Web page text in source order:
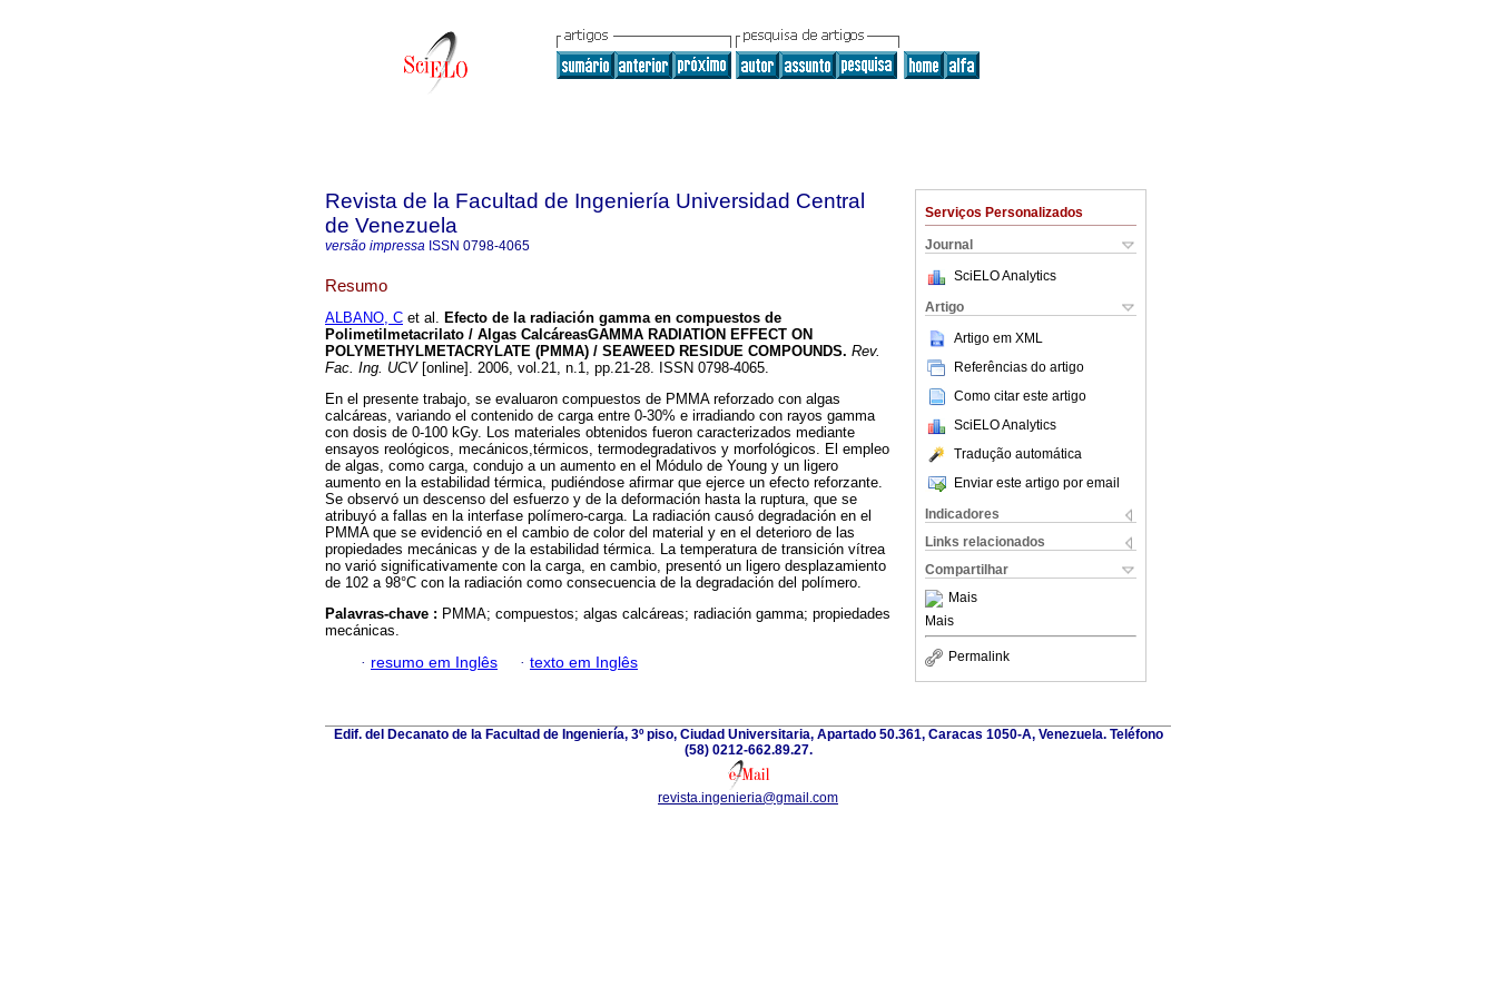
Serviços Personalizados
Journal
SciELO Analytics
Artigo
Artigo em XML
Referências do artigo
Como citar este artigo
SciELO Analytics
Tradução automática
Enviar este artigo por email
Indicadores
Links relacionados
Compartilhar
Mais
Mais
Permalink
Revista de la Facultad de Ingeniería Universidad Central
de Venezuela
versão impressa ISSN 0798-4065
Resumo
ALBANO, C et al. Efecto de la radiación gamma en compuestos de
Polimetilmetacrilato / Algas CalcáreasGAMMA RADIATION EFFECT ON
POLYMETHYLMETACRYLATE (PMMA) / SEAWEED RESIDUE COMPOUNDS. Rev.
Fac. Ing. UCV[online]. 2006, vol.21, n.1, pp.21-28. ISSN 0798-4065.
En el presente trabajo, se evaluaron compuestos de PMMA reforzado con algas
calcáreas, variando el contenido de carga entre 0-30% e irradiando con rayos gamma
con dosis de 0-100 kGy. Los materiales obtenidos fueron caracterizados mediante
ensayos reológicos, mecánicos,térmicos, termodegradativos y morfológicos. El empleo
de algas, como carga, condujo a un aumento en el Módulo de Young y un ligero
aumento en la estabilidad térmica, pudiéndose afirmar que ejerce un efecto reforzante.
Se observó un descenso del esfuerzo y de la deformación hasta la ruptura, que se
atribuyó a fallas en la interfase polímero-carga. La radiación causó degradación en el
PMMA que se evidenció en el cambio de color del material y en el deterioro de las
propiedades mecánicas y de la estabilidad térmica. La temperatura de transición vítrea
no varió significativamente con la carga, en cambio, presentó un ligero desplazamiento
de 102 a 98°C con la radiación como consecuencia de la degradación del polímero.
Palavras-chave : PMMA; compuestos; algas calcáreas; radiación gamma; propiedades
mecánicas.
· resumo em Inglês · texto em Inglês
Edif. del Decanato de la Facultad de Ingeniería, 3º piso, Ciudad Universitaria, Apartado 50.361, Caracas 1050-A, Venezuela. Teléfono
(58) 0212-662.89.27.
revista.ingenieria@gmail.com